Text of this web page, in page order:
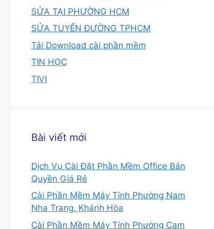
SỬA TẠI PHƯỜNG HCM
SỬA TUYẾN ĐƯỜNG TPHCM
Tải Download cài phần mềm
TIN HỌC
TIVI
Bài viết mới
Dịch Vụ Cài Đặt Phần Mềm Office Bản
Quyền Giá Rẻ
Cài Phần Mềm Máy Tính Phường Nam
Nha Trang, Khánh Hòa
Cài Phần Mềm Máy Tính Phường Cam